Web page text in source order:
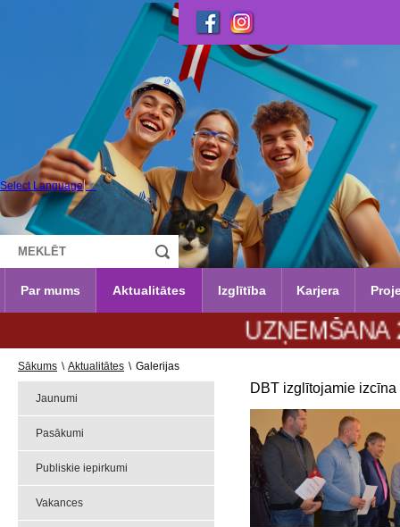
Select Language ▼
Par mums Aktualitātes Izglītība Karjera
UZŅEMŠANA 2026./
Sākums \ Aktualitātes \ Galerijas
Jaunumi
Pasākumi
Publiskie iepirkumi
Vakances
DBT izglītojamie